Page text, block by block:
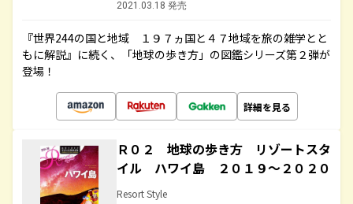
2021.03.18 発売
『世界244の国と地域 １９７ヵ国と４７地域を旅の雑学とと
もに解説』に続く、「地球の歩き方」の図鑑シリーズ第２弾が
登場！
詳細を見る
Ｒ０２ 地球の歩き方 リゾートスタ
イル ハワイ島 ２０１９～２０２０
Resort Style